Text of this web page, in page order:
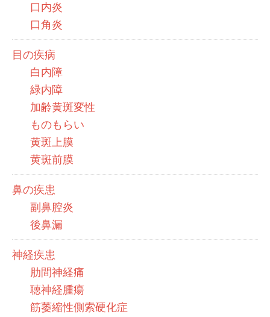
口内炎
口角炎
目の疾病
白内障
緑内障
加齢黄斑変性
ものもらい
黄斑上膜
黄斑前膜
鼻の疾患
副鼻腔炎
後鼻漏
神経疾患
肋間神経痛
聴神経腫瘍
筋萎縮性側索硬化症